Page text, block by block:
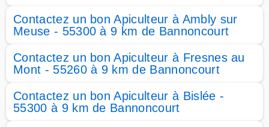
Contactez un bon Apiculteur à Ambly sur
Meuse - 55300 à 9 km de Bannoncourt
Contactez un bon Apiculteur à Fresnes au
Mont - 55260 à 9 km de Bannoncourt
Contactez un bon Apiculteur à Bislée -
55300 à 9 km de Bannoncourt